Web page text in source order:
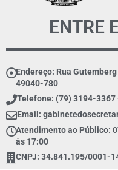
ENTRE
Endereço: Rua
49040-780
Telefone: (79) 3194-3367
Email:
Atendimento ao Público:
às 17:00
CNPJ: 34.841.195/0001-